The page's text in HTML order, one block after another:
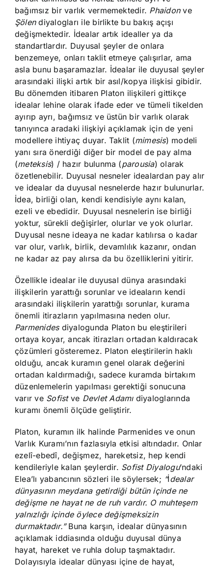
bağımsız bir varlık vermemektedir. Phaidonve
Şölendiyalogları ile birlikte bu bakış açışı
değişmektedir. İdealar artık idealler ya da
standartlardır. Duyusal şeyler de onlara
benzemeye, onları taklit etmeye çalışırlar, ama
asla bunu başaramazlar. İdealar ile duyusal şeyler
arasındaki ilişki artık bir asıl/kopya ilişkisi gibidir.
Bu dönemden itibaren Platon ilişkileri gittikçe
idealar lehine olarak ifade eder ve tümeli tikelden
ayırıp ayrı, bağımsız ve üstün bir varlık olarak
tanıyınca aradaki ilişkiyi açıklamak için de yeni
modellere ihtiyaç duyar. Taklit (mimesis) modeli
yanı sıra önerdiği diğer bir model de pay alma
(meteksis) / hazır bulunma (parousia) olarak
özetlenebilir. Duyusal nesneler idealardan pay alır
ve idealar da duyusal nesnelerde hazır bulunurlar.
İdea, birliği olan, kendi kendisiyle aynı kalan,
ezeli ve ebedidir. Duyusal nesnelerin ise birliği
yoktur, sürekli değişirler, olurlar ve yok olurlar.
Duyusal nesne ideaya ne kadar katılırsa o kadar
var olur, varlık, birlik, devamlılık kazanır, ondan
ne kadar az pay alırsa da bu özelliklerini yitirir.
Özellikle idealar ile duyusal dünya arasındaki
ilişkilerin yarattığı sorunlar ve ideaların kendi
arasındaki ilişkilerin yarattığı sorunlar, kurama
önemli itirazların yapılmasına neden olur.
Parmenidesdiyalogunda Platon bu eleştirileri
ortaya koyar, ancak itirazları ortadan kaldıracak
çözümleri gösteremez. Platon eleştirilerin haklı
olduğu, ancak kuramın genel olarak değerini
ortadan kaldırmadığı, sadece kuramda birtakım
düzenlemelerin yapılması gerektiği sonucuna
varır ve Sofistve Devlet Adamıdiyaloglarında
kuramı önemli ölçüde geliştirir.
Platon, kuramın ilk halinde Parmenides ve onun
Varlık Kuramı’nın fazlasıyla etkisi altındadır. Onlar
ezelî-ebedî, değişmez, hareketsiz, hep kendi
kendileriyle kalan şeylerdir. Sofist Diyalogu’ndaki
Elea’lı yabancının sözleri ile söylersek; “İdealar
dünyasının meydana getirdiği bütün içinde ne
değişme ne hayat ne de ruh vardır. O muhteşem
yalnızlığı içinde öylece değişmeksizin
durmaktadır.”Buna karşın, idealar dünyasının
açıklamak iddiasında olduğu duyusal dünya
hayat, hareket ve ruhla dolup taşmaktadır.
Dolayısıyla idealar dünyası içine de hayat,